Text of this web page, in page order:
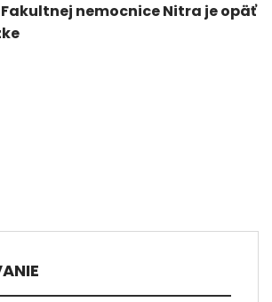
nemocnice Nitra je opäť